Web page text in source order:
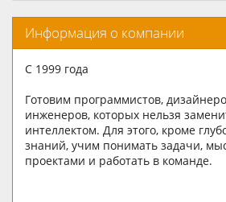
Информация о компании
С 1999 года
Готовим программистов,
инженеров, которых нельзя
интеллектом. Для этого, кроме
знаний, учим понимать задачи,
проектами и работать в команде.